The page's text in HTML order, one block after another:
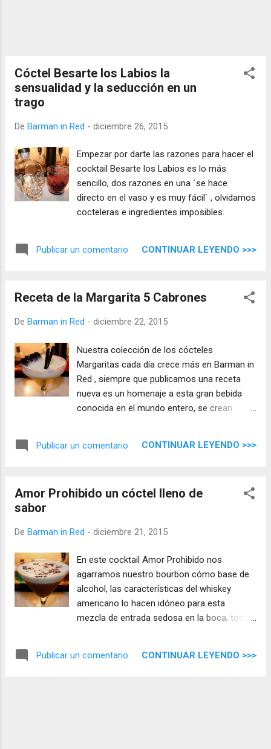
Cóctel Besarte los Labios la
sensualidad y la seducción en un
trago
De Barman in Red - diciembre 26, 2015
Empezar por darte las razones para hacer el
cocktail Besarte los Labios es lo más
sencillo, dos razones en una ´se hace
directo en el vaso y es muy fácil` , olvidamos
cocteleras e ingredientes imposibles.
Publicar un comentario CONTINUAR LEYENDO >>>
Receta de la Margarita 5 Cabrones
De Barman in Red - diciembre 22, 2015
Nuestra colección de los cócteles
Margaritas cada día crece más en Barman in
Red , siempre que publicamos una receta
nueva es un homenaje a esta gran bebida
conocida en el mundo entero, se crean
Margaritas que podemos encontrar, aquí
Publicar un comentario CONTINUAR LEYENDO >>>
Amor Prohibido un cóctel lleno de
sabor
De Barman in Red - diciembre 21, 2015
En este cocktail Amor Prohibido nos
agarramos nuestro bourbon cómo base de
alcohol, las características del whiskey
americano lo hacen idóneo para esta
mezcla de entrada sedosa en la boca, todos
Prohibido .
Publicar un comentario CONTINUAR LEYENDO >>>